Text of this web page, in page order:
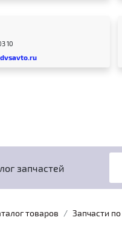
10
запчастей
товаров Запчасти